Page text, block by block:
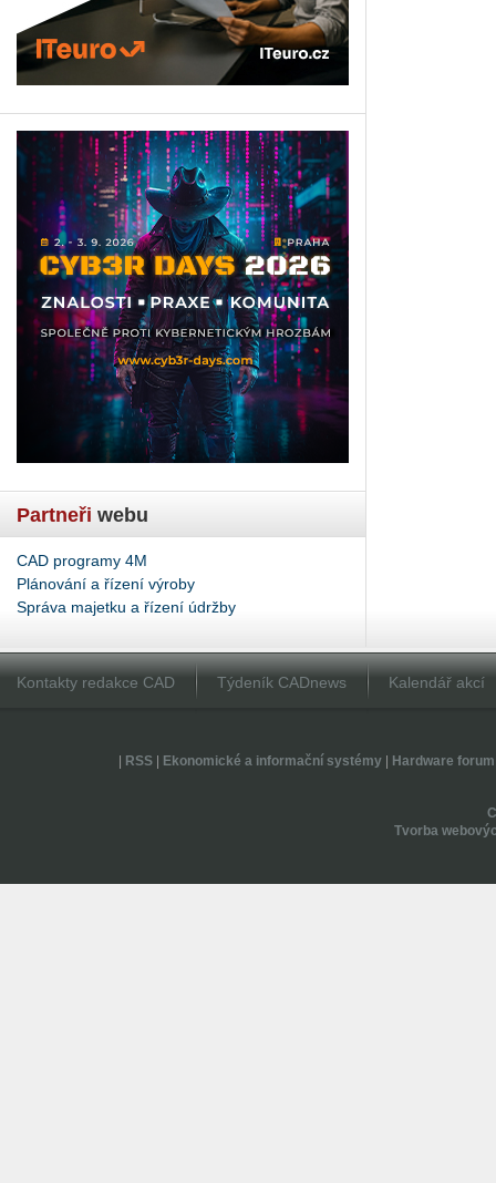
Partneři webu
CAD programy 4M
Plánování a řízení výroby
Správa majetku a řízení údržby
Kontakty redakce CAD Týdeník CADnews Kalendář akcí
RSS| Ekonomické a informační systémy| Hardware forum
Tvorba